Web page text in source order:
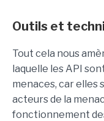
Outils et
Tout cela nous
laquelle les API
menaces, car elles
acteurs de la
fonctionnement